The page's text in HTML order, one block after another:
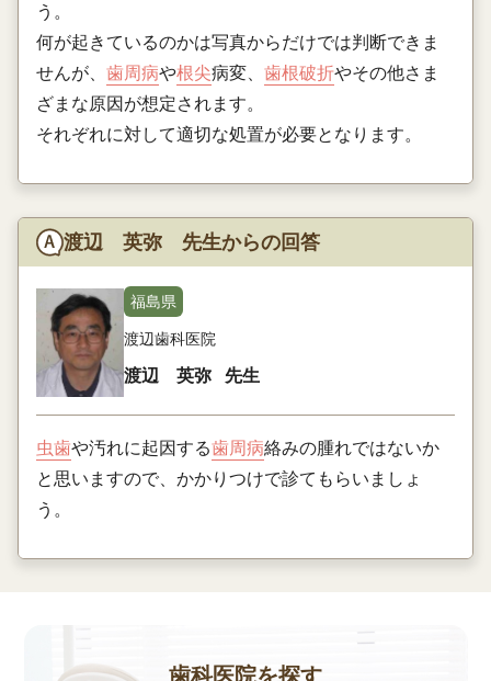
う。
何が起きているのかは写真からだけでは判断できま
せんが、 歯周病や根尖病変、 歯根破折やその他さま
ざまな原因が想定されます。
それぞれに対して適切な処置が必要となります。
渡辺 英弥 先生からの回答
福島県
渡辺歯科医院
渡辺 英弥 先生
虫歯や汚れに起因する歯周病絡みの腫れではないか
と思いますので、かかりつけで診てもらいましょ
う。
歯科医院を探す